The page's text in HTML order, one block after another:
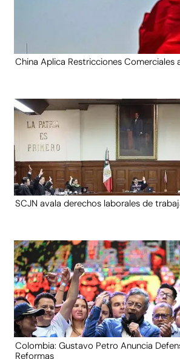
China Aplica Restricciones Comerciales
SCJN avala derechos laborales de
Colombia: Gustavo Petro Anuncia
Reformas